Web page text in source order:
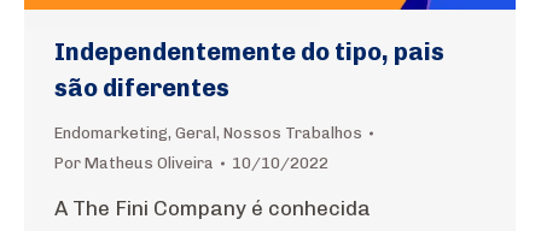
Independentemente do tipo, pais
são diferentes
Endomarketing, Geral , Nossos Trabalhos
Por Matheus Oliveira 10/10/2022
A The Fini Company é conhecida